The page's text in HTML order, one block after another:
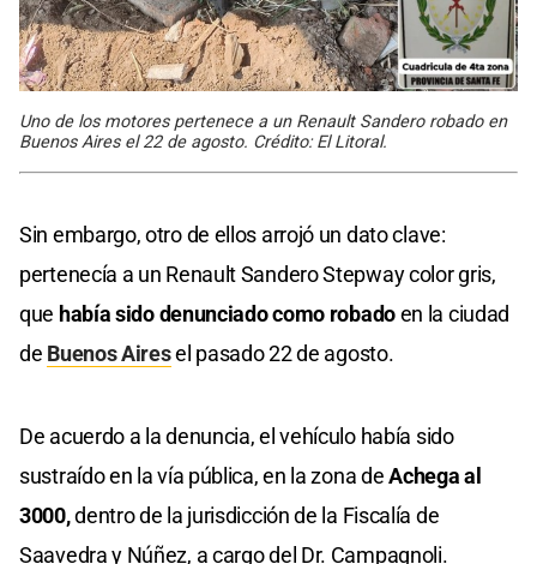
Uno de los motores pertenece a un Renault Sandero robado en
Buenos Aires el 22 de agosto. Crédito: El Litoral.
Sin embargo, otro de ellos arrojó un dato clave:
pertenecía a un Renault Sandero Stepway color gris,
que había sido denunciado como robadoen la ciudad
de Buenos Airesel pasado 22 de agosto.
De acuerdo a la denuncia, el vehículo había sido
sustraído en la vía pública, en la zona deAchega al
3000,dentro de la jurisdicción de la Fiscalía de
Saavedra y Núñez, a cargo del Dr. Campagnoli.